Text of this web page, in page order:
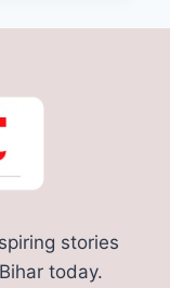
stories
today.